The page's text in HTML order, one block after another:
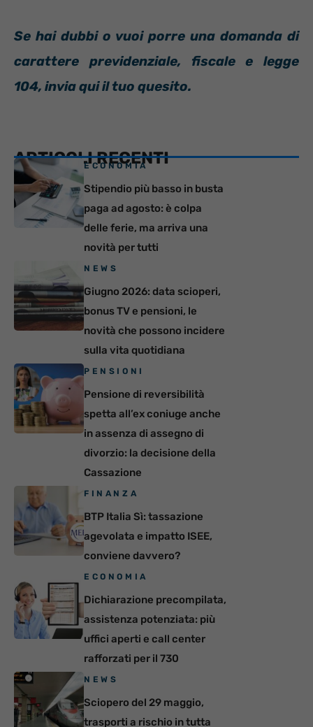
Se hai dubbi o vuoi porre una domanda di
carattere previdenziale, fiscale e legge
104, invia qui il tuo quesito.
ARTICOLI RECENTI
ECONOMIA
Stipendio più basso in busta
paga ad agosto: è colpa
delle ferie, ma arriva una
novità per tutti
NEWS
Giugno 2026: data scioperi,
bonus TV e pensioni, le
novità che possono incidere
sulla vita quotidiana
PENSIONI
Pensione di reversibilità
spetta all’ex coniuge anche
in assenza di assegno di
divorzio: la decisione della
Cassazione
FINANZA
BTP Italia Sì: tassazione
agevolata e impatto ISEE,
conviene davvero?
ECONOMIA
Dichiarazione precompilata,
assistenza potenziata: più
uffici aperti e call center
rafforzati per il 730
NEWS
Sciopero del 29 maggio,
trasporti a rischio in tutta